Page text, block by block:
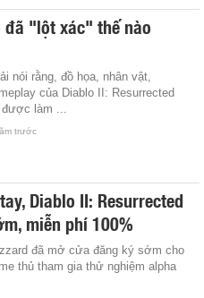
đã "lột xác" thế nào
nói rằng, đồ họa, nhân vật,
của Diablo II: Resurrected
làm ...
trước
Diablo II: Resurrected
miễn phí 100%
đã mở cửa đăng ký sớm cho
thủ tham gia thử nghiệm alpha